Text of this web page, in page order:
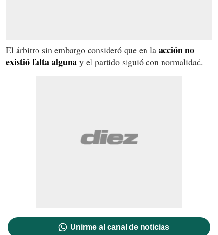
El árbitro sin embargo consideró que en la acción no
existió falta alguna y el partido siguió con normalidad.
Unirme al canal de noticias